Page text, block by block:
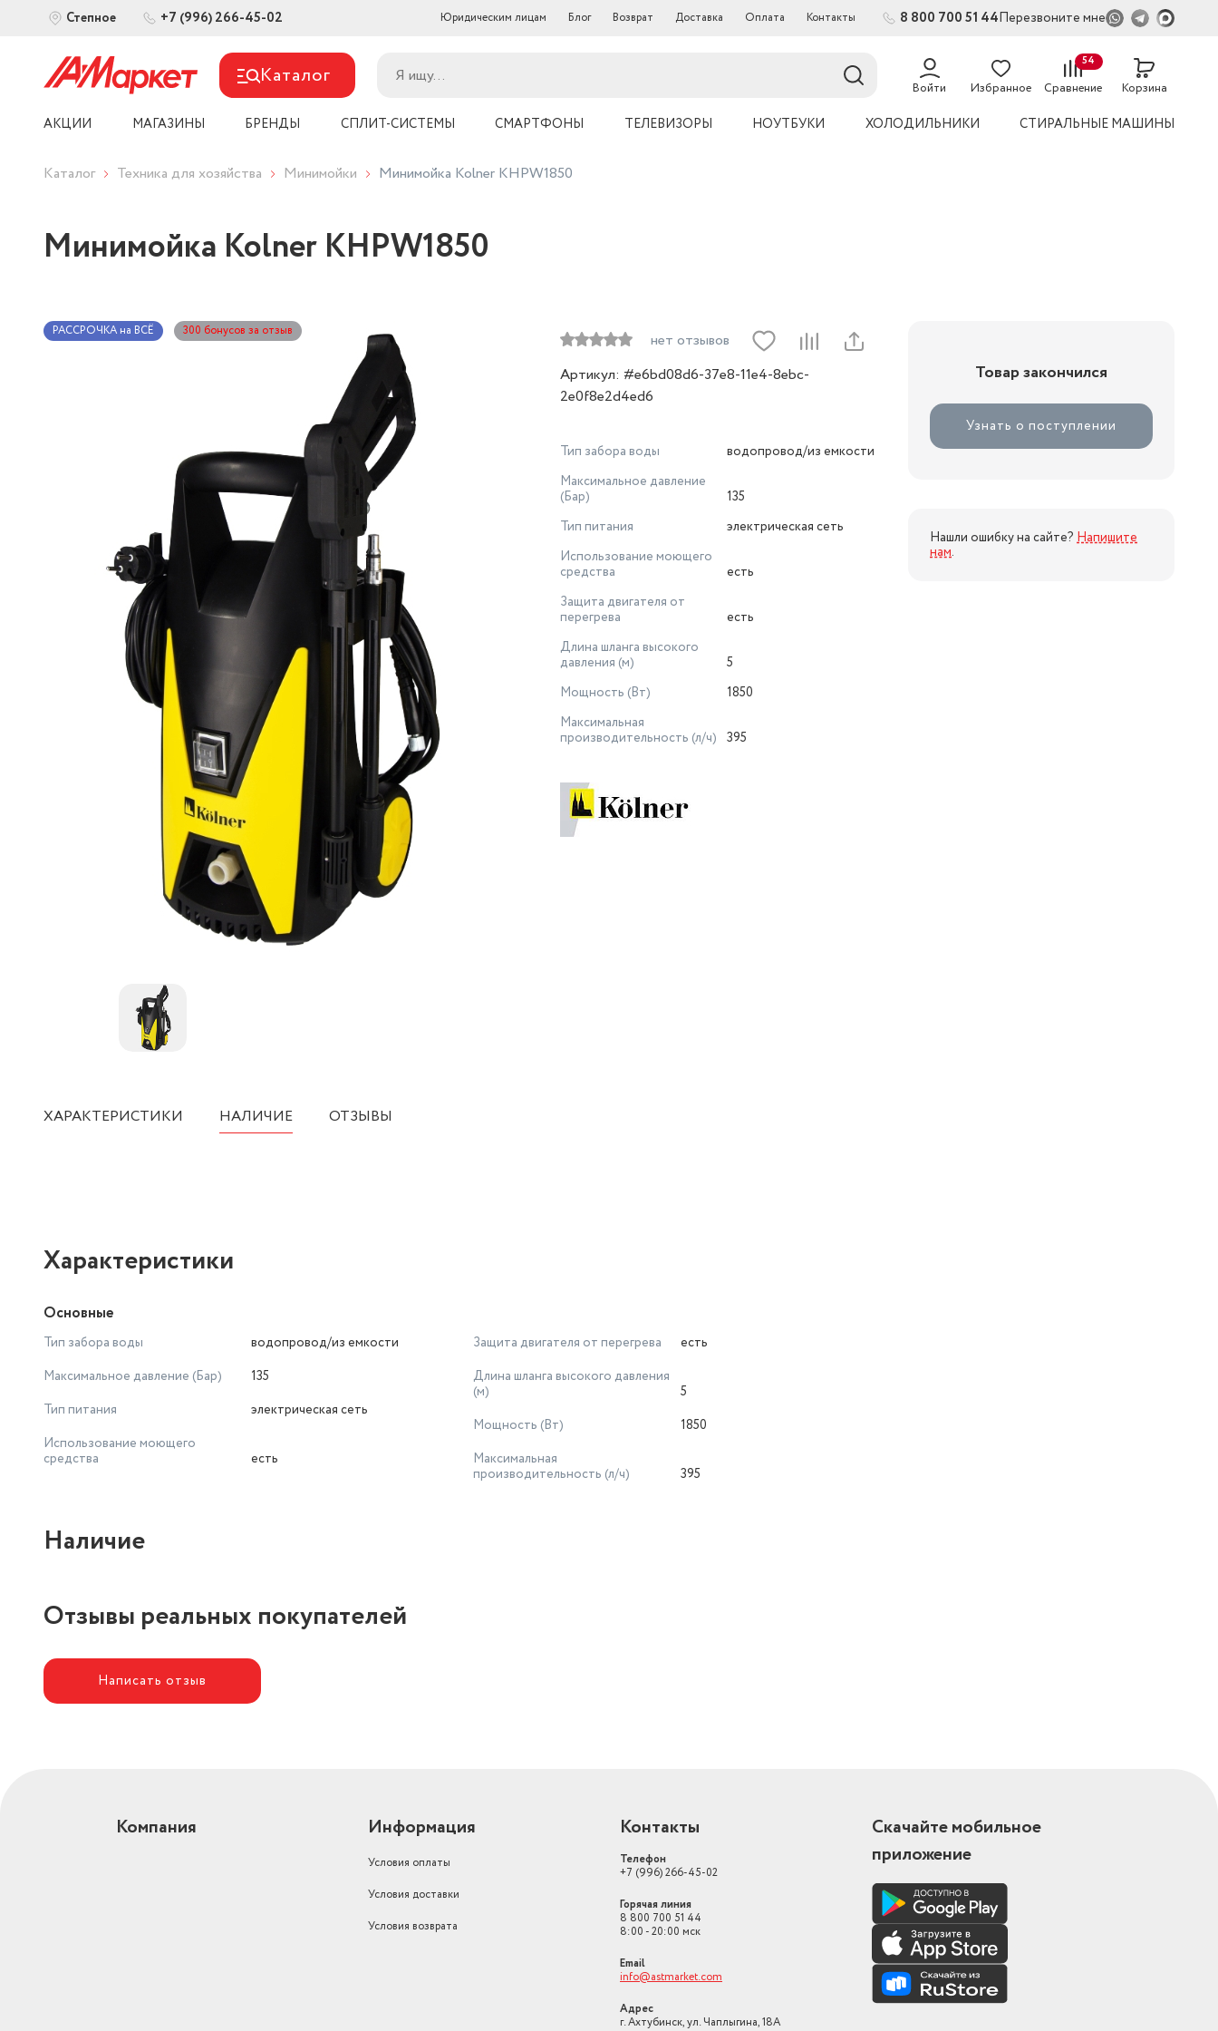
Степное +7 (996) 266-45-02 Юридическим лицам Блог Возврат Доставка Оплата Контакты 8 800 700 51 44Перезвоните мне
Каталог Войти Избранное Сравнение
54
Корзина
АКЦИИ МАГАЗИНЫ БРЕНДЫ СПЛИТ-СИСТЕМЫ СМАРТФОНЫ ТЕЛЕВИЗОРЫ НОУТБУКИ ХОЛОДИЛЬНИКИ СТИРАЛЬНЫЕ МАШИНЫ
Каталог Техника для хозяйства Минимойки Минимойка Kolner KHPW1850
Минимойка Kolner KHPW1850
РАССРОЧКА на ВСЁ 300 бонусов за отзыв
нет отзывов
Артикул: #e6bd08d6-37e8-11e4-8ebc-
2e0f8e2d4ed6
Тип забора воды
водопровод/из емкости
Максимальное давление
(Бар)
135
Тип питания
электрическая сеть
Использование моющего
средства
есть
Защита двигателя от
перегрева
есть
Длина шланга высокого
давления (м)
5
Мощность (Вт)
1850
Максимальная
производительность (л/ч) 395
Товар закончился
Узнать о поступлении
Нашли ошибку на сайте? Напишите
нам.
ХАРАКТЕРИСТИКИ НАЛИЧИЕ ОТЗЫВЫ
Характеристики
Основные
Тип забора воды
водопровод/из емкости
Максимальное давление (Бар)
135
Тип питания
электрическая сеть
Использование моющего
средства
есть
Защита двигателя от перегрева
есть
Длина шланга высокого давления
(м)
5
Мощность (Вт)
1850
Максимальная
производительность (л/ч)
395
Наличие
Отзывы реальных покупателей
Написать отзыв
Компания Информация
Условия оплаты
Условия доставки
Условия возврата
Контакты
Телефон
+7 (996) 266-45-02
Горячая линия
8 800 700 51 44
8:00 - 20:00 мск
Email
info@astmarket.com
Адрес
г. Ахтубинск, ул. Чаплыгина, 18А
Скачайте мобильное
приложение